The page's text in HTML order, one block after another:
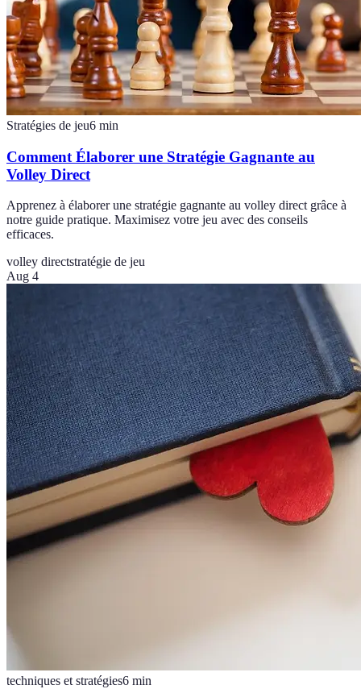
Stratégies de jeu6 min
Comment Élaborer une Stratégie Gagnante au
Volley Direct
Apprenez à élaborer une stratégie gagnante au volley direct grâce à
notre guide pratique. Maximisez votre jeu avec des conseils
efficaces.
volley directstratégie de jeu
Aug 4
techniques et stratégies6 min